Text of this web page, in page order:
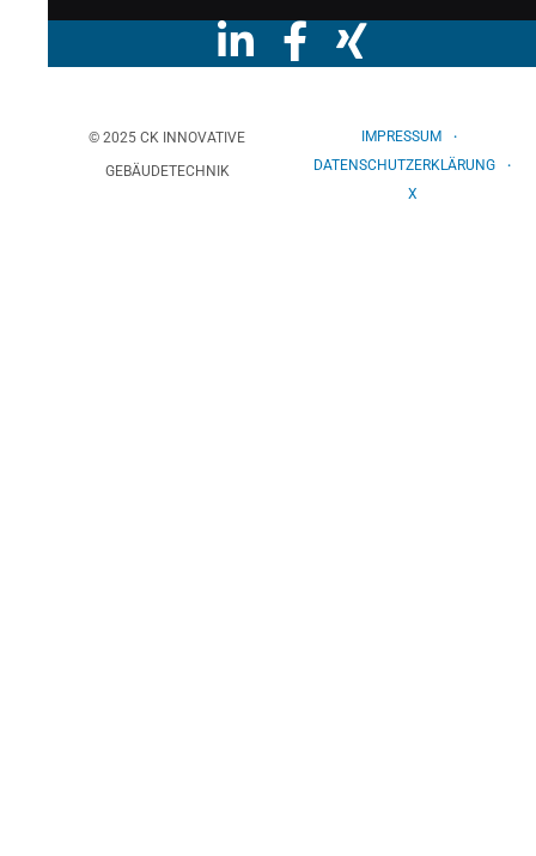
© 2025 CK INNOVATIVE
GEBÄUDETECHNIK
IMPRESSUM
DATENSCHUTZERKLÄRUNG
X